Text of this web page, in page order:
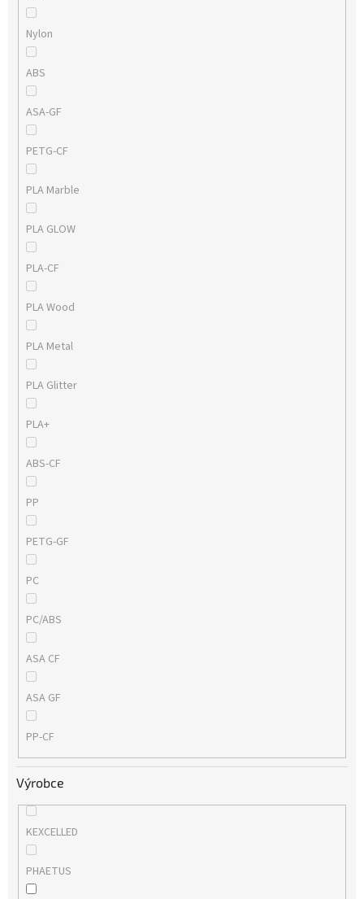
Nylon
ABS
ASA-GF
PETG-CF
PLA Marble
PLA GLOW
PLA-CF
PLA Wood
PLA Metal
PLA Glitter
PLA+
ABS-CF
PP
PETG-GF
PC
PC/ABS
ASA CF
ASA GF
PP-CF
Výrobce
KEXCELLED
PHAETUS